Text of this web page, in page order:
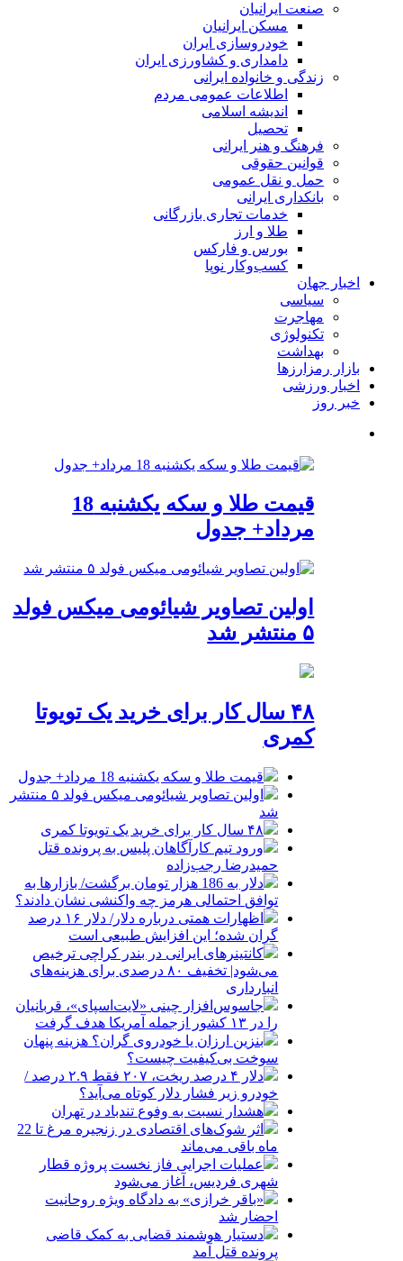
صنعت ایرانیان
مسکن ایرانیان
خودروسازی ایران
دامداری و کشاورزی ایران
زندگی و خانواده ایرانی
اطلاعات عمومی مردم
اندیشه اسلامی
تحصیل
فرهنگ و هنر ایرانی
قوانین حقوقی
حمل و نقل عمومی
بانکداری ایرانی
خدمات تجاری بازرگانی
طلا و ارز
بورس و فارکس
کسب‌وکار نوپا
اخبار جهان
سیاسی
مهاجرت
تکنولوژی
بهداشت
بازار رمزارزها
اخبار ورزشی
خبر روز
قیمت طلا و سکه یکشنبه 18
مرداد+ جدول
اولین تصاویر شیائومی میکس فولد
۵ منتشر شد
۴۸ سال کار برای خرید یک تویوتا
کمری
قیمت طلا و سکه یکشنبه 18 مرداد+ جدول
اولین تصاویر شیائومی میکس فولد ۵ منتشر
شد
۴۸ سال کار برای خرید یک تویوتا کمری
ورود تیم کارآگاهان پلیس به پرونده قتل
حمیدرضا رجب‌زاده
دلار به 186 هزار تومان برگشت/ بازارها به
توافق احتمالی هرمز چه واکنشی نشان دادند؟
اظهارات همتی درباره دلار/ دلار ۱۶ درصد
گران شده؛ این افزایش طبیعی است
کانتینرهای ایرانی در بندر کراچی ترخیص
می‌شود| تخفیف ۸۰ درصدی برای هزینه‌های
انبارداری
جاسوس‌افزار چینی «لایت‌اسپای»، قربانیان
را در ۱۳ کشور ازجمله آمریکا هدف گرفت
بنزین ارزان یا خودروی گران؟ هزینه پنهان
سوخت بی‌کیفیت چیست؟
دلار ۴ درصد ریخت، ۲۰۷ فقط ۲.۹ درصد /
خودرو زیر فشار دلار کوتاه می‌آید؟
هشدار نسبت به وفوع تندباد در تهران
اثر شوک‌های اقتصادی در زنجیره مرغ تا 22
ماه باقی می‌ماند
عملیات اجرایی فاز نخست پروژه قطار
شهری فردیس، آغاز می‌شود
«باقر خرازی» به دادگاه ویژه روحانیت
احضار شد
دستیار هوشمند قضایی به کمک قاضی
پرونده قتل آمد